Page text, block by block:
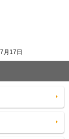
月17日